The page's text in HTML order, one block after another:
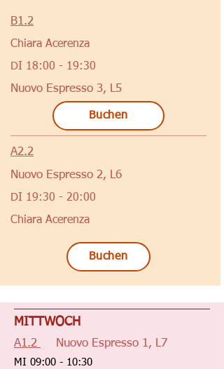
B1.2
Chiara Acerenza
DI 18:00 - 19:30
Nuovo Espresso 3, L5
Buchen
A2.2
Nuovo Espresso 2, L6
DI 19:30 - 20:00
Chiara Acerenza
Buchen
MITTWOCH
A1.2 Nuovo Espresso 1, L7
MI 09:00 - 10:30